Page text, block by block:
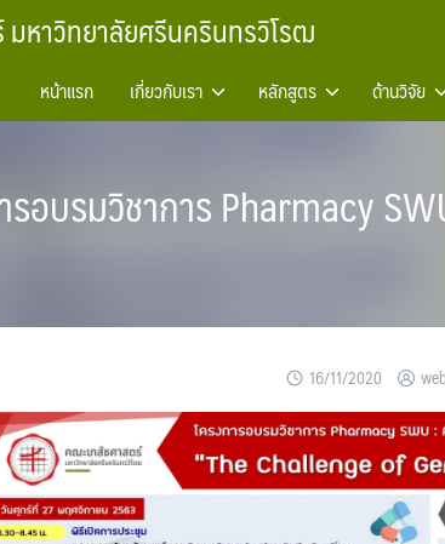
มหาวิทยาลัยศรีนครินทรวิโรฒ
หน้าแรก เกี่ยวกับเรา หลักสูตร ด้านวิจัย
รอบรมวิชาการ Pharmacy
16/11/2020